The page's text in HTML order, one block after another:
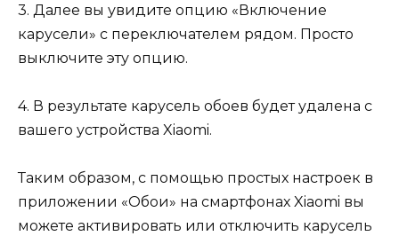
3. Далее вы увидите опцию «Включение
карусели» с переключателем рядом. Просто
выключите эту опцию.
4. В результате карусель обоев будет удалена с
вашего устройства Xiaomi.
Таким образом, с помощью простых настроек в
приложении «Обои» на смартфонах Xiaomi вы
можете активировать или отключить карусель